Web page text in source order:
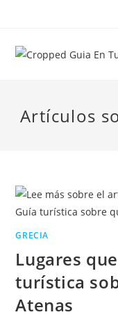
Artículos
GRECIA
Lugares
turística
Atenas